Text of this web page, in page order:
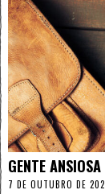
GENTE ANSIOSA
7 DE OUTUBRO DE